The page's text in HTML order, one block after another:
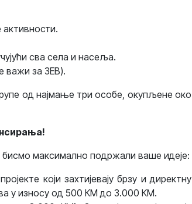
активности.
сва села и насеља.
важи за ЗЕВ).
од најмање три особе, окупљене око
максимално подржали ваше идеје:
који захтијевају брзу и директну
у износу од 500 КМ до 3.000 КМ.